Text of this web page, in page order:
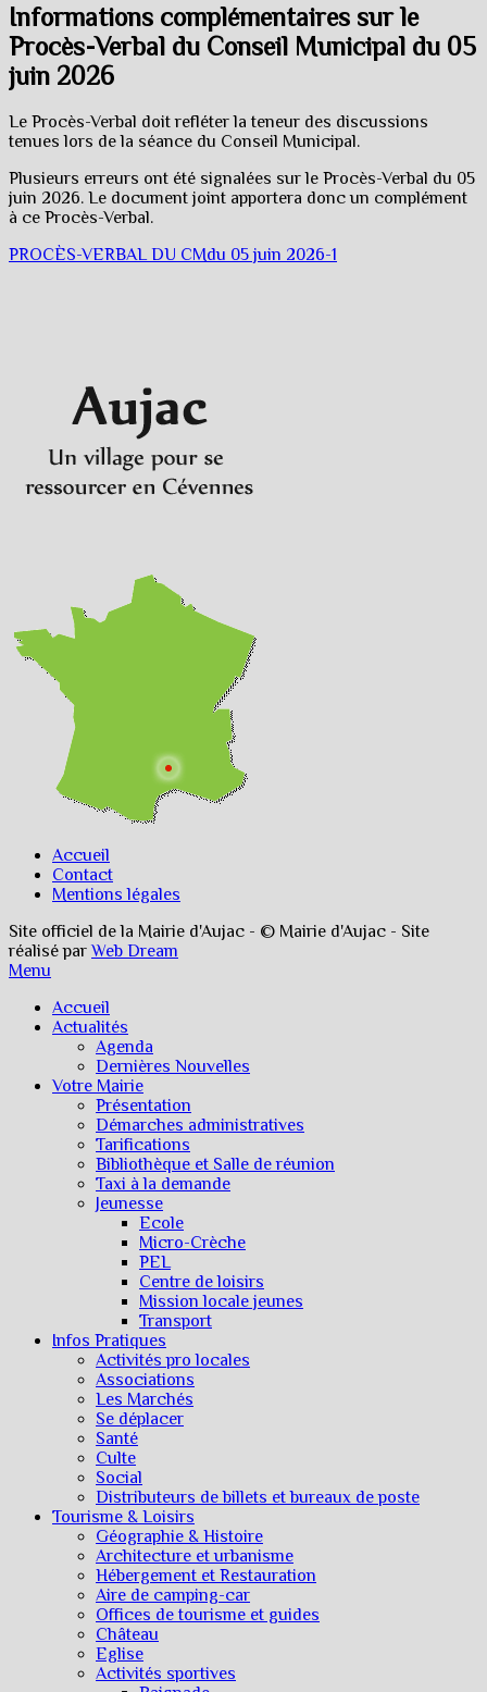
Informations complémentaires sur le
Procès-Verbal du Conseil Municipal du 05
juin 2026
Le Procès-Verbal doit refléter la teneur des discussions
tenues lors de la séance du Conseil Municipal.
Plusieurs erreurs ont été signalées sur le Procès-Verbal du 05
juin 2026. Le document joint apportera donc un complément
à ce Procès-Verbal.
PROCÈS-VERBAL DU CMdu 05 juin 2026-1
Accueil
Contact
Mentions légales
Site officiel de la Mairie d'Aujac - © Mairie d'Aujac - Site
réalisé parWeb Dream
Menu
Accueil
Actualités
Agenda
Dernières Nouvelles
Votre Mairie
Présentation
Démarches administratives
Tarifications
Bibliothèque et Salle de réunion
Taxi à la demande
Jeunesse
Ecole
Micro-Crèche
PEL
Centre de loisirs
Mission locale jeunes
Transport
Infos Pratiques
Activités pro locales
Associations
Les Marchés
Se déplacer
Santé
Culte
Social
Distributeurs de billets et bureaux de poste
Tourisme & Loisirs
Géographie & Histoire
Architecture et urbanisme
Hébergement et Restauration
Aire de camping-car
Offices de tourisme et guides
Château
Eglise
Activités sportives